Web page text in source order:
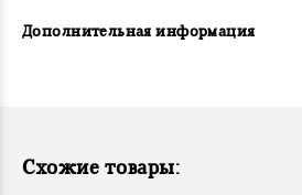
Дополнительная информация
Схожие товары: